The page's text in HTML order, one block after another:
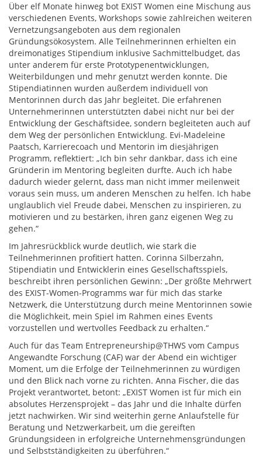
Über elf Monate hinweg bot EXIST Women eine Mischung aus
verschiedenen Events, Workshops sowie zahlreichen weiteren
Vernetzungsangeboten aus dem regionalen
Gründungsökosystem. Alle Teilnehmerinnen erhielten ein
dreimonatiges Stipendium inklusive Sachmittelbudget, das
unter anderem für erste Prototypenentwicklungen,
Weiterbildungen und mehr genutzt werden konnte. Die
Stipendiatinnen wurden außerdem individuell von
Mentorinnen durch das Jahr begleitet. Die erfahrenen
Unternehmerinnen unterstützten dabei nicht nur bei der
Entwicklung der Geschäftsidee, sondern begleiteten auch auf
dem Weg der persönlichen Entwicklung. Evi-Madeleine
Paatsch, Karrierecoach und Mentorin im diesjährigen
Programm, reflektiert: „Ich bin sehr dankbar, dass ich eine
Gründerin im Mentoring begleiten durfte. Auch ich habe
dadurch wieder gelernt, dass man nicht immer meilenweit
voraus sein muss, um anderen Menschen zu helfen. Ich habe
unglaublich viel Freude dabei, Menschen zu inspirieren, zu
motivieren und zu bestärken, ihren ganz eigenen Weg zu
gehen.“
Im Jahresrückblick wurde deutlich, wie stark die
Teilnehmerinnen profitiert hatten. Corinna Silberzahn,
Stipendiatin und Entwicklerin eines Gesellschaftsspiels,
beschreibt ihren persönlichen Gewinn: „Der größte Mehrwert
des EXIST-Women-Programms war für mich das starke
Netzwerk, die Unterstützung durch meine Mentorinnen sowie
die Möglichkeit, mein Spiel im Rahmen eines Events
vorzustellen und wertvolles Feedback zu erhalten.“
Auch für das Team Entrepreneurship@THWS vom Campus
Angewandte Forschung (CAF) war der Abend ein wichtiger
Moment, um die Erfolge der Teilnehmerinnen zu würdigen
und den Blick nach vorne zu richten. Anna Fischer, die das
Projekt verantwortet, betont: „EXIST Women ist für mich ein
absolutes Herzensprojekt – das Jahr und die Inhalte dürfen
jetzt nachwirken. Wir sind weiterhin gerne Anlaufstelle für
Beratung und Netzwerkarbeit, um die gereiften
Gründungsideen in erfolgreiche Unternehmensgründungen
und Selbstständigkeiten zu überführen.“